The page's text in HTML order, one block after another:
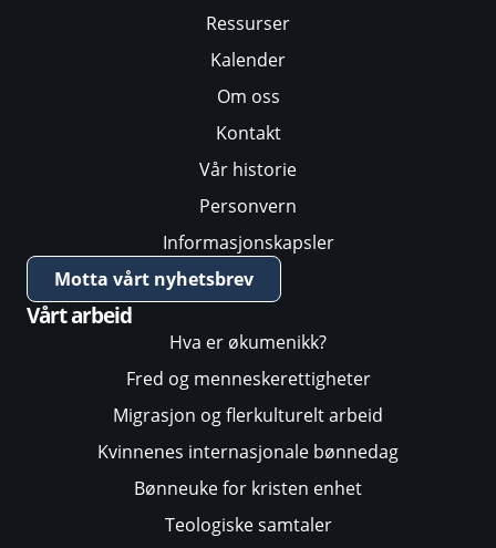
Ressurser
Kalender
Om oss
Kontakt
Vår historie
Personvern
Informasjonskapsler
Motta vårt nyhetsbrev
Vårt arbeid
Hva er økumenikk?
Fred og menneskerettigheter
Migrasjon og flerkulturelt arbeid
Kvinnenes internasjonale bønnedag
Bønneuke for kristen enhet
Teologiske samtaler